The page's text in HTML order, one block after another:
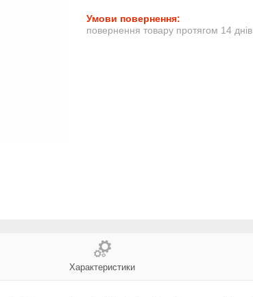
повернення товару протягом 14 днів
Характеристики